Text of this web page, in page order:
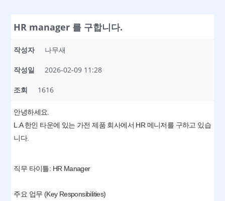
HR manager 를 구합니다.
작성자 나무새
작성일 2026-02-09 11:28
조회 1616
안녕하세요.
L.A 한인 타운에 있는 가전 제품 회사에서 HR 메니저를 구하고 있습
니다.
직무 타이틀: HR Manager
주요 업무 (Key Responsibilities)